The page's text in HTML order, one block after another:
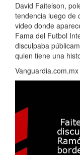
David Faitelson,
tendencia luego de
video donde
Fama del Futbol
disculpaba
quien tiene una
Vanguardia.com.mx